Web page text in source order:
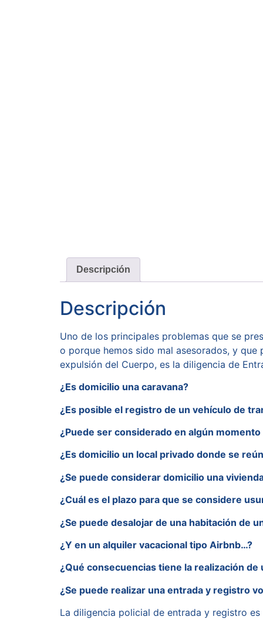
Descripción
Descripción
Uno de los principales problemas que se
o porque hemos sido mal asesorados, y
expulsión del Cuerpo, es la diligencia de
¿Es domicilio una caravana?
¿Es posible el registro de un vehículo de
¿Puede ser considerado en algún
¿Es domicilio un local privado donde se
¿Se puede considerar domicilio una
¿Cuál es el plazo para que se considere
¿Se puede desalojar de una habitación de
¿Y en un alquiler vacacional tipo Airbnb…?
¿Qué consecuencias tiene la realización de
¿Se puede realizar una entrada y registro
La diligencia policial de entrada y registro